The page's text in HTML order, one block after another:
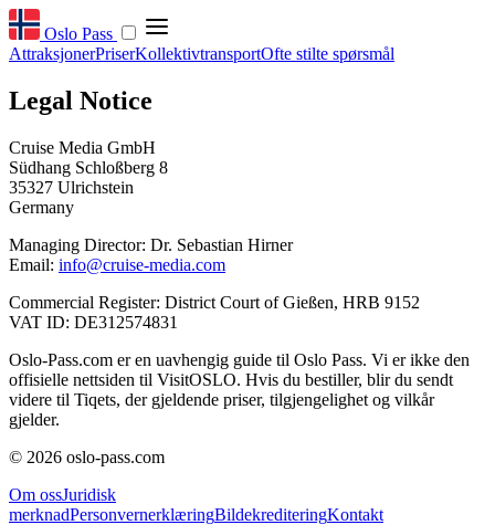
Oslo Pass
AttraksjonerPriserKollektivtransportOfte stilte spørsmål
Legal Notice
Cruise Media GmbH
Südhang Schloßberg 8
35327 Ulrichstein
Germany
Managing Director: Dr. Sebastian Hirner
Email: info@cruise-media.com
Commercial Register: District Court of Gießen, HRB 9152
VAT ID: DE312574831
Oslo-Pass.com er en uavhengig guide til Oslo Pass. Vi er ikke den
offisielle nettsiden til VisitOSLO. Hvis du bestiller, blir du sendt
videre til Tiqets, der gjeldende priser, tilgjengelighet og vilkår
gjelder.
© 2026 oslo-pass.com
Om ossJuridisk
merknadPersonvernerklæringBildekrediteringKontakt